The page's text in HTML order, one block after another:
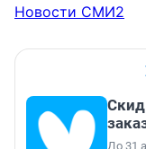
Новости СМИ2
До 31